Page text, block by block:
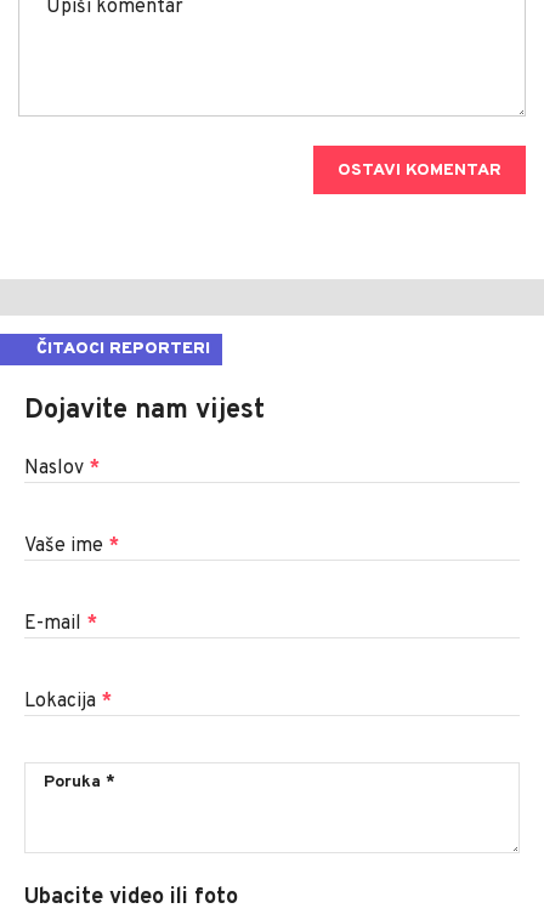
OSTAVI KOMENTAR
ČITAOCI REPORTERI
Dojavite nam vijest
Naslov *
Vaše ime *
E-mail *
Lokacija *
Ubacite video ili foto